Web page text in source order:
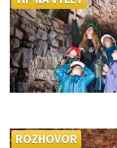
ROZHOVOR